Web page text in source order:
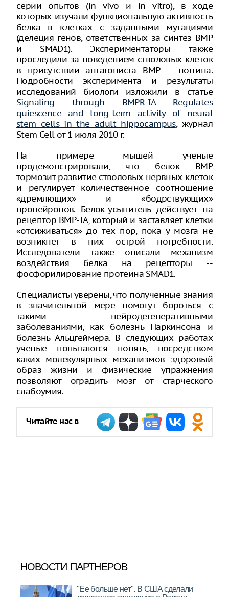
серии опытов (in vivo и in vitro), в ходе
которых изучали функциональную активность
белка в клетках с заданными мутациями
(делеция генов, ответственных за синтез BMP
и SMAD1). Экспериментаторы также
проследили за поведением стволовых клеток
в присутствии антагониста BMP -- ноггина.
Подробности эксперимента и результаты
исследований биологи изложили в статье
Signaling through BMPR-IA Regulates
quiescence and long-term activity of neural
stem cells in the adult hippocampus, журнал
Stem Cell от 1 июля 2010 г.
На примере мышей ученые
продемонстрировали, что белок BMP
тормозит развитие стволовых нервных клеток
и регулирует количественное соотношение
«дремлющих» и «бодрствующих»
пронейронов. Белок-усыпитель действует на
рецептор BMP-IA, который и заставляет клетки
«отсиживаться» до тех пор, пока у мозга не
возникнет в них острой потребности.
Исследователи также описали механизм
воздействия белка на рецепторы --
фосфорилирование протеина SMAD1.
Специалисты уверены, что полученные знания
в значительной мере помогут бороться с
такими нейродегенеративными
заболеваниями, как болезнь Паркинсона и
болезнь Альцгеймера. В следующих работах
ученые попытаются понять, посредством
каких молекулярных механизмов здоровый
образ жизни и физические упражнения
позволяют оградить мозг от старческого
слабоумия.
Читайте нас в